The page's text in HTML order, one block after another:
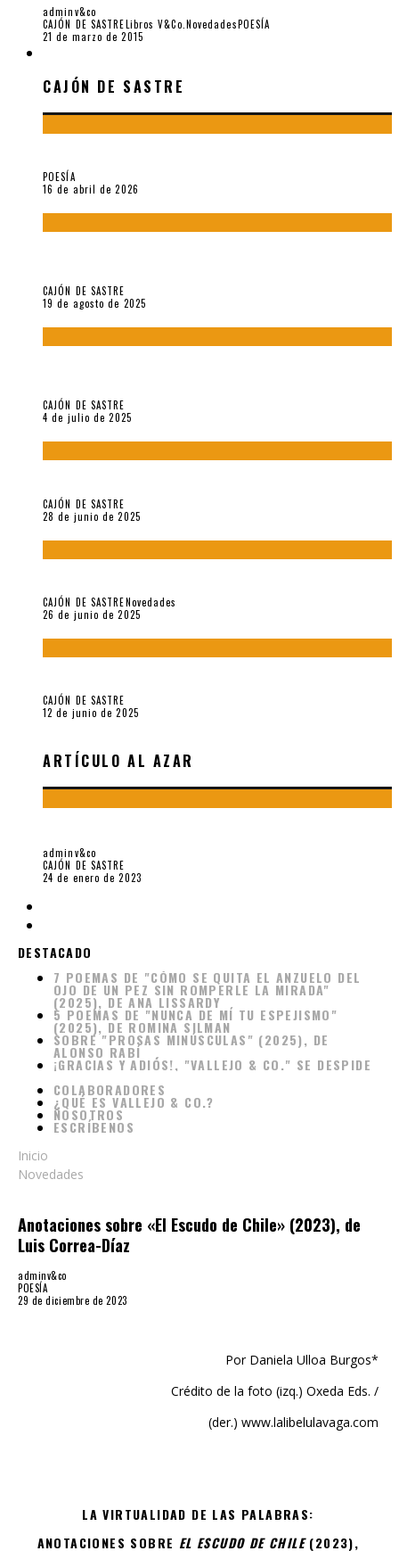
adminv&co
CAJÓN DE SASTRELibros V&Co.NovedadesPOESÍA
21 de marzo de 2015
CAJÓN DE SASTRE
POESÍA
16 de abril de 2026
CAJÓN DE SASTRE
19 de agosto de 2025
CAJÓN DE SASTRE
4 de julio de 2025
CAJÓN DE SASTRE
28 de junio de 2025
CAJÓN DE SASTRENovedades
26 de junio de 2025
CAJÓN DE SASTRE
12 de junio de 2025
ARTÍCULO AL AZAR
adminv&co
CAJÓN DE SASTRE
24 de enero de 2023
DESTACADO7 POEMAS DE "CÓMO SE QUITA EL ANZUELO DEL
OJO DE UN PEZ SIN ROMPERLE LA MIRADA"
(2025), DE ANA LISSARDY
5 POEMAS DE "NUNCA DE MÍ TU ESPEJISMO"
(2025), DE ROMINA SILMAN
SOBRE "PROSAS MINÚSCULAS" (2025), DE
ALONSO RABÍ
¡GRACIAS Y ADIÓS!, "VALLEJO & CO." SE DESPIDE
COLABORADORES
¿QUÉ ES VALLEJO & CO.?
NOSOTROS
ESCRÍBENOS
Inicio
Luis Correa-Díaz
adminv&co
POESÍA
29 de diciembre de 2023
Crédito de la foto (izq.) Oxeda Eds. /
(der.) www.lalibelulavaga.com
ANOTACIONES SOBREEL ESCUDO DE CHILE(2023),
DE LUIS CORREA-DÍAZ